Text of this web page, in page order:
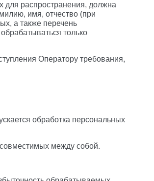
для распространения, должна
имя, отчество (при
а также перечень
только
Оператору требования,
обработка персональных
между собой.